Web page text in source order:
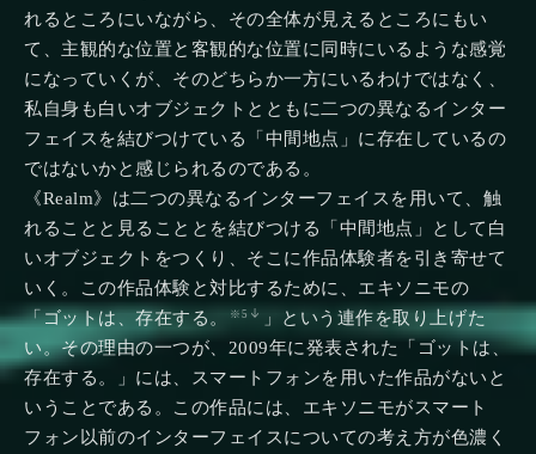
れるところにいながら、その全体が見えるところにもい
て、主観的な位置と客観的な位置に同時にいるような感覚
になっていくが、そのどちらか一方にいるわけではなく、
私自身も白いオブジェクトとともに二つの異なるインター
フェイスを結びつけている「中間地点」に存在しているの
ではないかと感じられるのである。
《Realm》は二つの異なるインターフェイスを用いて、触
れることと見ることとを結びつける「中間地点」として白
いオブジェクトをつくり、そこに作品体験者を引き寄せて
いく。この作品体験と対比するために、エキソニモの
「ゴットは、存在する。
※5
」という連作を取り上げた
い。その理由の一つが、2009年に発表された「ゴットは、
存在する。」には、スマートフォンを用いた作品がないと
いうことである。この作品には、エキソニモがスマート
フォン以前のインターフェイスについての考え方が色濃く